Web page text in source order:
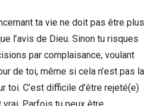
ta vie ne doit pas être plus
l’avis de Dieu. Sinon tu risques
par complaisance, voulant
de toi, même si cela n’est pas la
toi. C’est difficile d’être rejeté(e)
vrai. Parfois tu peux être